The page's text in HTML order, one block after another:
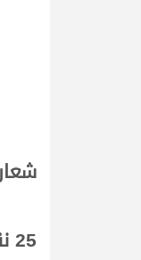
شعار
25 نقطة إضافية حققها شعار أبو ناصر في مختلف السباقات المحلية